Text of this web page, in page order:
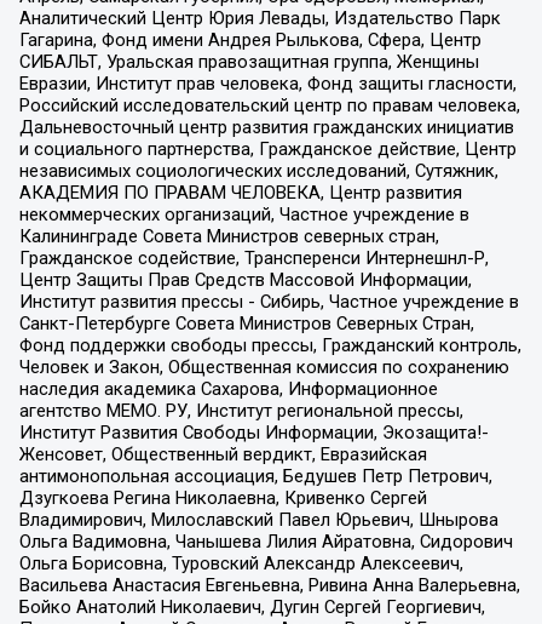
Аналитический Центр Юрия Левады, Издательство Парк
Гагарина, Фонд имени Андрея Рылькова, Сфера, Центр
СИБАЛЬТ, Уральская правозащитная группа, Женщины
Евразии, Институт прав человека, Фонд защиты гласности,
Российский исследовательский центр по правам человека,
Дальневосточный центр развития гражданских инициатив
и социального партнерства, Гражданское действие, Центр
независимых социологических исследований, Сутяжник,
АКАДЕМИЯ ПО ПРАВАМ ЧЕЛОВЕКА, Центр развития
некоммерческих организаций, Частное учреждение в
Калининграде Совета Министров северных стран,
Гражданское содействие, Трансперенси Интернешнл-Р,
Центр Защиты Прав Средств Массовой Информации,
Институт развития прессы - Сибирь, Частное учреждение в
Санкт-Петербурге Совета Министров Северных Стран,
Фонд поддержки свободы прессы, Гражданский контроль,
Человек и Закон, Общественная комиссия по сохранению
наследия академика Сахарова, Информационное
агентство МЕМО. РУ, Институт региональной прессы,
Институт Развития Свободы Информации, Экозащита!-
Женсовет, Общественный вердикт, Евразийская
антимонопольная ассоциация, Бедушев Петр Петрович,
Дзугкоева Регина Николаевна, Кривенко Сергей
Владимирович, Милославский Павел Юрьевич, Шнырова
Ольга Вадимовна, Чанышева Лилия Айратовна, Сидорович
Ольга Борисовна, Туровский Александр Алексеевич,
Васильева Анастасия Евгеньевна, Ривина Анна Валерьевна,
Бойко Анатолий Николаевич, Дугин Сергей Георгиевич,